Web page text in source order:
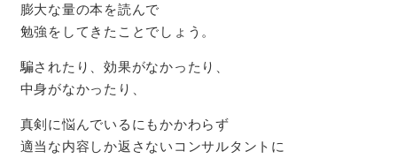
膨大な量の本を読んで
勉強をしてきたことでしょう。
騙されたり、効果がなかったり、
中身がなかったり、
真剣に悩んでいるにもかかわらず
適当な内容しか返さないコンサルタントに